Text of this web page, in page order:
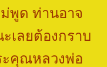
พูด ท่านอาจ
เลยต้องกราบ
ะคุณหลวงพ่อ